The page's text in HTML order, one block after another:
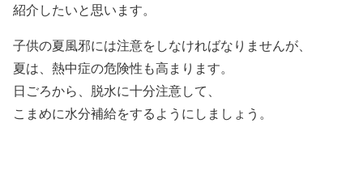
紹介したいと思います。
子供の夏風邪には注意をしなければなりませんが、
夏は、熱中症の危険性も高まります。
日ごろから、脱水に十分注意して、
こまめに水分補給をするようにしましょう。